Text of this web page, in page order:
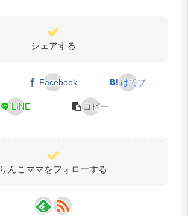
シェアする
Facebook はてブ
LINE コピー
りんこママをフォローする